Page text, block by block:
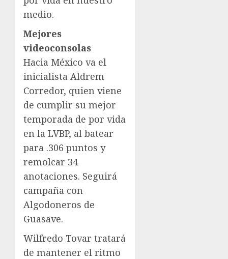
medio.
Mejores
videoconsolas
Hacia México va el
inicialista Aldrem
Corredor, quien viene
de cumplir su mejor
temporada de por vida
en la LVBP, al batear
para .306 puntos y
remolcar 34
anotaciones. Seguirá
campaña con
Algodoneros de
Guasave.
Wilfredo Tovar tratará
de mantener el ritmo